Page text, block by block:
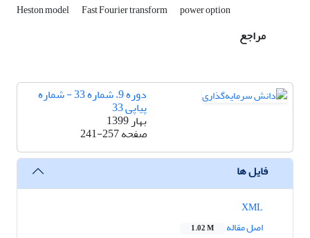
Heston model Fast Fourier transform power option
مراجع
دوره 9، شماره 33 - شماره
پیاپی 33
بهار 1399
صفحه241-257
فایل ها
اصل مقاله
1.02 M